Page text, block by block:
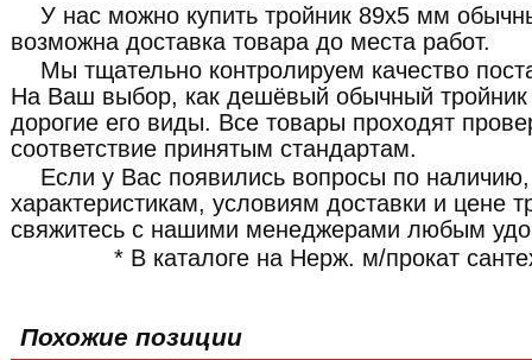
У нас можно купить тройник 89x5 мм
возможна доставка товара до места работ.
Мы тщательно контролируем качество
На Ваш выбор, как дешёвый обычный
дорогие его виды. Все товары проходят
соответствие принятым стандартам.
Если у Вас появились вопросы по наличию,
характеристикам, условиям доставки и цене
свяжитесь с нашими менеджерами любым
* В каталоге на Нерж. м/прокат
Похожие позиции